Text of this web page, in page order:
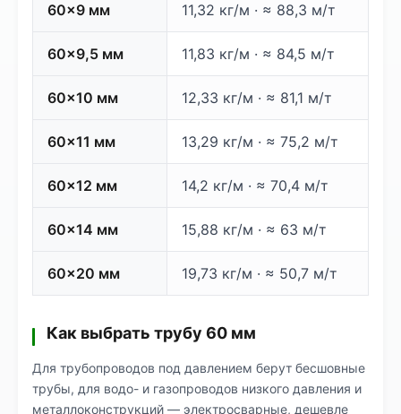
60×9 мм 11,32 кг/м · ≈ 88,3 м/т
60×9,5 мм 11,83 кг/м · ≈ 84,5 м/т
60×10 мм 12,33 кг/м · ≈ 81,1 м/т
60×11 мм 13,29 кг/м · ≈ 75,2 м/т
60×12 мм 14,2 кг/м · ≈ 70,4 м/т
60×14 мм 15,88 кг/м · ≈ 63 м/т
60×20 мм 19,73 кг/м · ≈ 50,7 м/т
Как выбрать трубу 60 мм
Для трубопроводов под давлением берут бесшовные
трубы, для водо- и газопроводов низкого давления и
металлоконструкций — электросварные, дешевле